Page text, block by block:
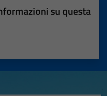
su questa
su 5